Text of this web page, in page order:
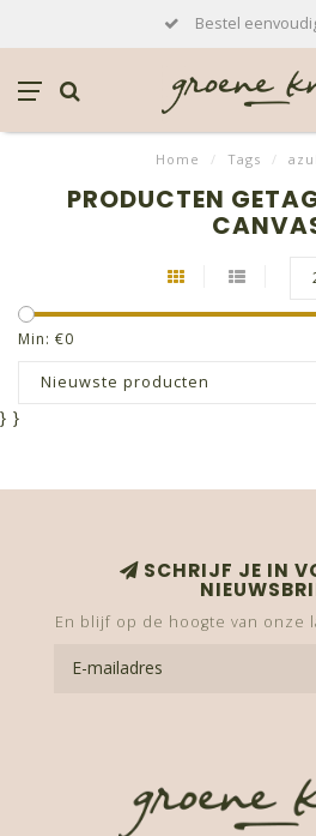
Bestel
Home / Tags /
PRODUCTEN
Min: €0
Nieuwste producten
} }
SCHRIJF JE IN
En blijf op de hoogte van onze